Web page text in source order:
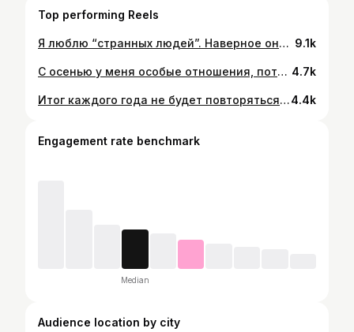
Top performing Reels
Я люблю “странных людей”. Наверное они привлекают меня тем, что отличаются от других. Ведут себя иначе, говорят и думают никак все, одеваются по другому. Они не подвластны моде. Мода - это выражение стадного инстинкта. Своеобразное средство единения. Вы замечали как людям важно быть похожими на остальных. Они бояться выделиться из толпы, но при этом каждый считает себя лучше другого. У “странных людей” есть свой особый стиль. Это не какая-то определенная вещь, а что-то едва уловимое. Жест, взгляд, слово. Мне нравится наблюдать за такими людьми. Они выглядят отстраненными. Всегда думают о чем-то своем. В их головах целый космос. Мир наполненный невероятными вещами и впускают они в него не каждого, да и не каждый сможет понять этот мир. Они свободны от предрассудков, стереотипов и общественных ожиданий. Умеют фантазировать и делают это с удовольствием. Воображение все для них. Они не любят пустых разговоров, сплетен, кто с кем встречается, кто сколько зарабатывает. С ними всегда есть о чем поговорить. Литература, искусство, кино, музыка. Да и просто молчать с ними приятно. С такими людьми не хочется расставаться. После встречи с ними ты приобретаешь что-то новое для себя. Получаешь невероятный заряд вдохновения. Они самые преданные друзья и если любят, то это чувство поглощает их целиком. Вот только встречаются они очень редко. Тем ценнее время проведенное с таким человеком. Надеюсь, что “странные люди” никогда не будут в моде, а просто будут. Чтобы сделать наш мир чуточку лучше. 9.1k
С осенью у меня особые отношения, потому что я родилась в это время. Я начинаюсь осенью🍁🍂 34 раза вокруг солнца 💫 #мойденьрождения 🧡 4.7k
Итог каждого года не будет повторяться только в том случае, если вы не будете совершать одни и те же действия, ожидая другой результат. Не бойтесь рисковать. Не бойтесь пробовать то, что вам действительно нравится. Не бойтесь чужого мнения - неважно хороший вы или плохой, вас всё равно будут обсуждать. Не бойтесь вложить время туда, куда вас по-настоящему тянет. Не бойтесь менять работу и искать то самое, что вас будет радовать и вдохновлять. Не бойтесь ошибаться, только так мы получаем опыт. Поэтому врываемся в 2022, развиваемся и не останавливаемся. #екатеринахара #я #улыбка #красота #фото #сегоднявтамбове #журналист #спорт #новости #доброеутротамбов #радио #шоу #селфи #лайки #love #happy #music #repost #fashion #travel #girl #style #sexy #путешествия #туризм #счастье #сахаратур #турагентство #путешествия #sahara_tourfirma4.4k
Engagement rate benchmark
Median
Audience location by city